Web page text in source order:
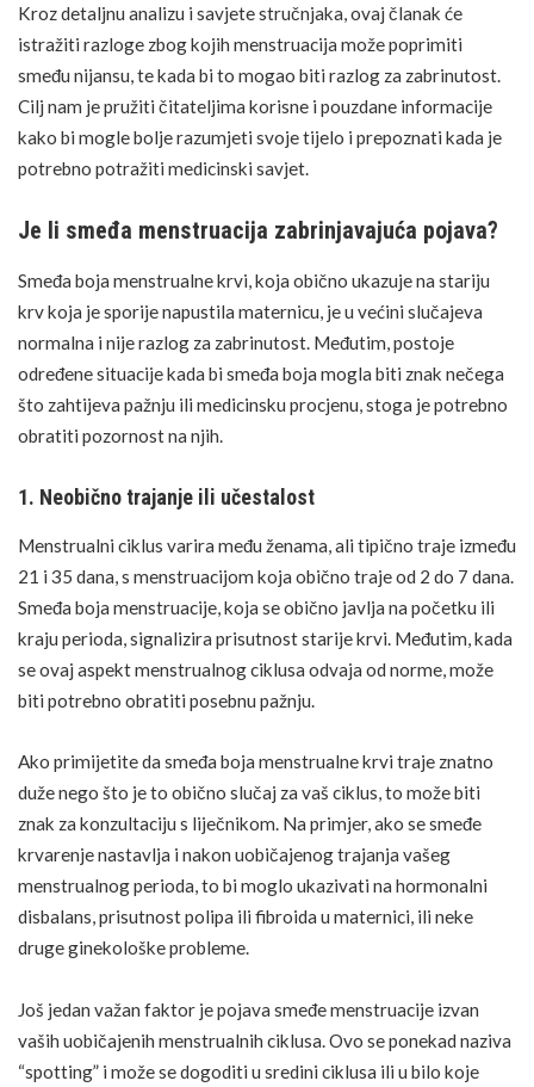
Kroz detaljnu analizu i savjete stručnjaka, ovaj članak će
istražiti razloge zbog kojih menstruacija može poprimiti
smeđu nijansu, te kada bi to mogao biti razlog za zabrinutost.
Cilj nam je pružiti čitateljima korisne i pouzdane informacije
kako bi mogle bolje razumjeti svoje tijelo i prepoznati kada je
potrebno potražiti medicinski savjet.
Je li smeđa menstruacija zabrinjavajuća pojava?
Smeđa boja menstrualne krvi, koja obično ukazuje na stariju
krv koja je sporije napustila maternicu, je u većini slučajeva
normalna i nije razlog za zabrinutost. Međutim, postoje
određene situacije kada bi smeđa boja mogla biti znak nečega
što zahtijeva pažnju ili medicinsku procjenu, stoga je potrebno
obratiti pozornost na njih.
1. Neobično trajanje ili učestalost
Menstrualni ciklus varira među ženama, ali tipično traje između
21 i 35 dana, s menstruacijom koja obično traje od 2 do 7 dana.
Smeđa boja menstruacije, koja se obično javlja na početku ili
kraju perioda, signalizira prisutnost starije krvi. Međutim, kada
se ovaj aspekt menstrualnog ciklusa odvaja od norme, može
biti potrebno obratiti posebnu pažnju.
Ako primijetite da smeđa boja menstrualne krvi traje znatno
duže nego što je to obično slučaj za vaš ciklus, to može biti
znak za konzultaciju s liječnikom. Na primjer, ako se smeđe
krvarenje nastavlja i nakon uobičajenog trajanja vašeg
menstrualnog perioda, to bi moglo ukazivati na hormonalni
disbalans, prisutnost polipa ili fibroida u maternici, ili neke
druge ginekološke probleme.
Još jedan važan faktor je pojava smeđe menstruacije izvan
vaših uobičajenih menstrualnih ciklusa. Ovo se ponekad naziva
“spotting” i može se dogoditi u sredini ciklusa ili u bilo koje